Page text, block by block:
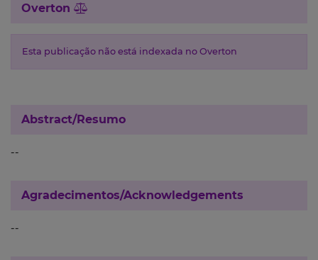
Overton
Esta publicação não está indexada no Overton
Abstract/Resumo
--
Agradecimentos/Acknowledgements
--